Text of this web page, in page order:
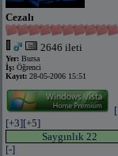
Cezalı
2646 ileti
Yer: Bursa
İş: Öğrenci
Kayıt: 28-05-2006 15:51
[+3][+5]
Saygınlık 22
[-]